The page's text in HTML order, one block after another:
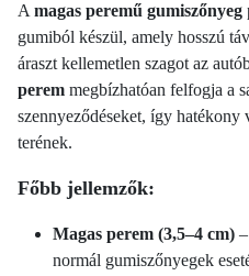
A magas peremű gumiszőnyeg
gumiból készül, amely hosszú
áraszt kellemetlen szagot az
perem megbízhatóan felfogja a
szennyeződéseket, így hatékony
terének.
Főbb jellemzők:
Magas perem (3,5–4 cm)
normál gumiszőnyegek